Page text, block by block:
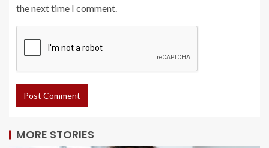
the next time I comment.
MORE STORIES